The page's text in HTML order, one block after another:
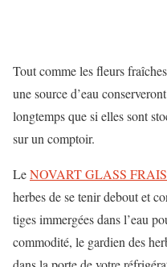
Tout comme les fleurs
une source d’eau
longtemps que si elles sont
sur un comptoir.
LeNOVART GLASS
herbes de se tenir debout et
tiges immergées dans l’eau
commodité, le gardien des